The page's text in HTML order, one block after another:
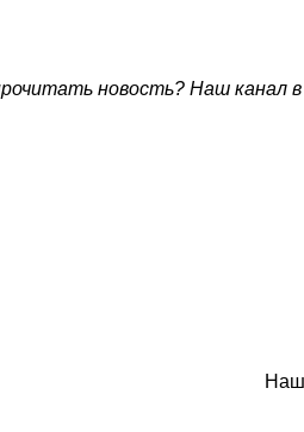
новость? Наш канал в
Наш